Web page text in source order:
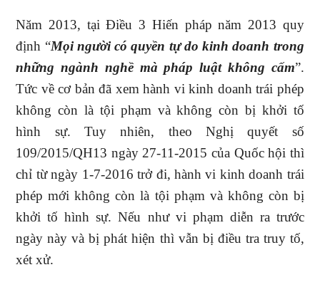
Năm 2013, tại Điều 3 Hiến pháp năm 2013 quy
định “Mọi người có quyền tự do kinh doanh trong
những ngành nghề mà pháp luật không cấm”.
Tức về cơ bản đã xem hành vi kinh doanh trái phép
không còn là tội phạm và không còn bị khởi tố
hình sự. Tuy nhiên, theo Nghị quyết số
109/2015/QH13 ngày 27-11-2015 của Quốc hội thì
chỉ từ ngày 1-7-2016 trở đi, hành vi kinh doanh trái
phép mới không còn là tội phạm và không còn bị
khởi tố hình sự. Nếu như vi phạm diễn ra trước
ngày này và bị phát hiện thì vẫn bị điều tra truy tố,
xét xử.